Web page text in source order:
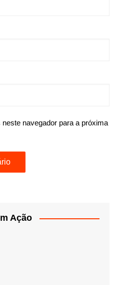
navegador para a próxima
Ação